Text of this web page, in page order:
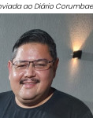
ao Diário